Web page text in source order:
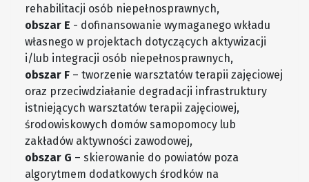
rehabilitacji osób niepełnosprawnych,
obszar E - dofinansowanie wymaganego wkładu
własnego w projektach dotyczących aktywizacji
i/lub integracji osób niepełnosprawnych,
obszar F – tworzenie warsztatów terapii zajęciowej
oraz przeciwdziałanie degradacji infrastruktury
istniejących warsztatów terapii zajęciowej,
środowiskowych domów samopomocy lub
zakładów aktywności zawodowej,
obszar G – skierowanie do powiatów poza
algorytmem dodatkowych środków na